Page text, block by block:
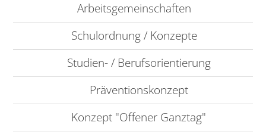
Arbeitsgemeinschaften
Schulordnung / Konzepte
Studien- / Berufsorientierung
Präventionskonzept
Konzept "Offener Ganztag"